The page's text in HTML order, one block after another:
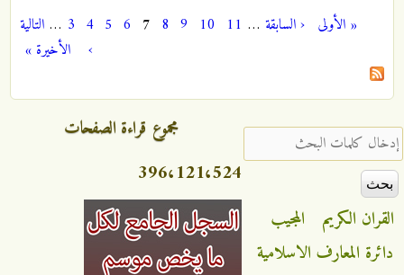
الصفحات
« الأولى ‹ السابقة …
3 4 5 6 7 8 9 10 11
… التالية
›
الأخيرة »
مجموع قراءة الصفحات
396،121،524
‏إدخال كلمات البحث ‏
القران الكريم
المجيب
دائرة المعارف الاسلامية